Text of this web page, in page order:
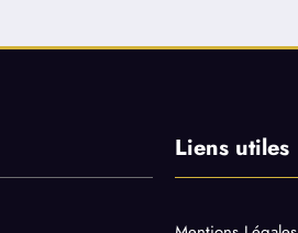
Liens utiles